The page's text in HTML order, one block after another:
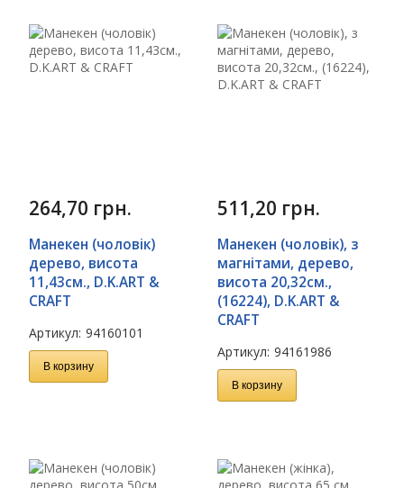
264,70 грн.
Манекен (чоловік)
дерево, висота
11,43см., D.K.ART &
CRAFT
Артикул: 94160101
В корзину
511,20 грн.
Манекен (чоловік), з
магнітами, дерево,
висота 20,32см.,
(16224), D.K.ART &
CRAFT
Артикул: 94161986
В корзину